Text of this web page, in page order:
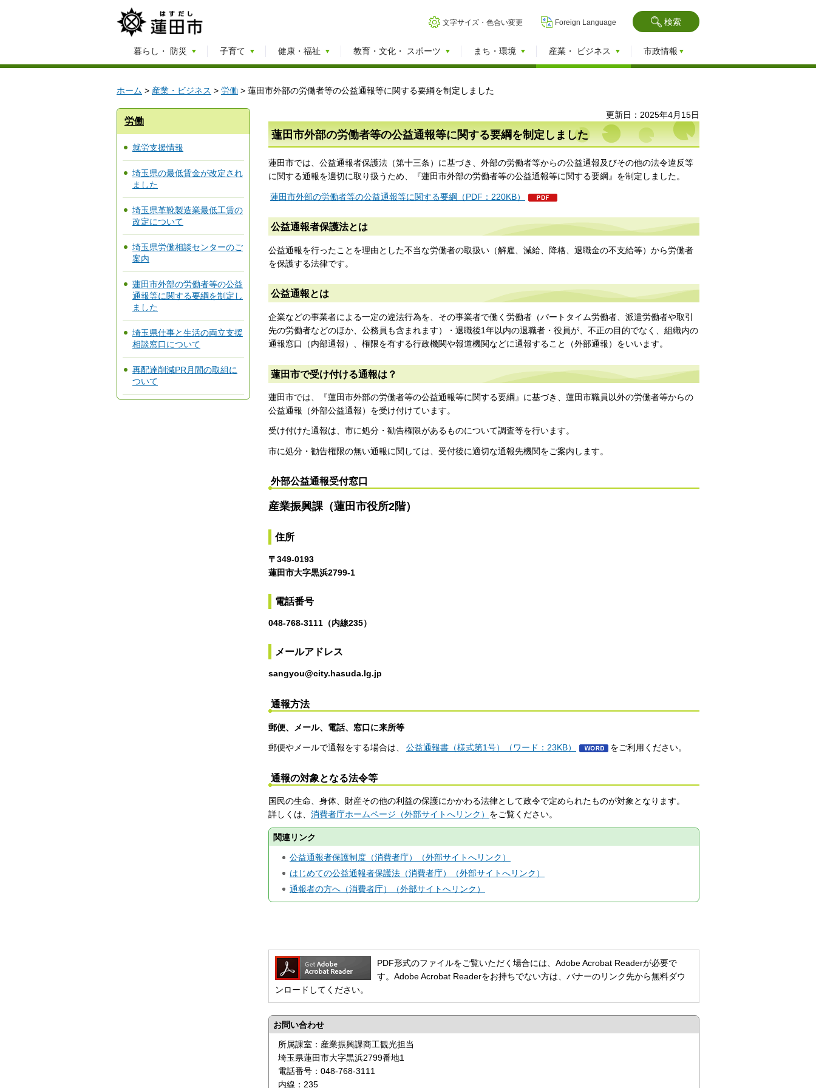
文字サイズ・色合い変更 Foreign Language 検索
暮らし・ 防災 子育て 健康・福祉 教育・文化・ スポーツ まち・環境 産業・ ビジネス 市政情報
ホーム > 産業・ビジネス > 労働 > 蓮田市外部の労働者等の公益通報等に関する要綱を制定しました
労働
就労支援情報
埼玉県の最低賃金が改定され
ました
埼玉県革靴製造業最低工賃の
改定について
埼玉県労働相談センターのご
案内
蓮田市外部の労働者等の公益
通報等に関する要綱を制定し
ました
埼玉県仕事と生活の両立支援
相談窓口について
再配達削減PR月間の取組に
ついて
更新日：2025年4月15日
蓮田市外部の労働者等の公益通報等に関する要綱を制定しました
蓮田市では、公益通報者保護法（第十三条）に基づき、外部の労働者等からの公益通報及びその他の法令違反等
に関する通報を適切に取り扱うため、『蓮田市外部の労働者等の公益通報等に関する要綱』を制定しました。
蓮田市外部の労働者等の公益通報等に関する要綱（PDF：220KB）
公益通報者保護法とは
公益通報を行ったことを理由とした不当な労働者の取扱い（解雇、減給、降格、退職金の不支給等）から労働者
を保護する法律です。
公益通報とは
企業などの事業者による一定の違法行為を、その事業者で働く労働者（パートタイム労働者、派遣労働者や取引
先の労働者などのほか、公務員も含まれます）・退職後1年以内の退職者・役員が、不正の目的でなく、組織内の
通報窓口（内部通報）、権限を有する行政機関や報道機関などに通報すること（外部通報）をいいます。
蓮田市で受け付ける通報は？
蓮田市では、『蓮田市外部の労働者等の公益通報等に関する要綱』に基づき、蓮田市職員以外の労働者等からの
公益通報（外部公益通報）を受け付けています。
受け付けた通報は、市に処分・勧告権限があるものについて調査等を行います。
市に処分・勧告権限の無い通報に関しては、受付後に適切な通報先機関をご案内します。
外部公益通報受付窓口
産業振興課（蓮田市役所2階）
住所
〒349-0193
蓮田市大字黒浜2799-1
電話番号
048-768-3111（内線235）
メールアドレス
sangyou@city.hasuda.lg.jp
通報方法
郵便、メール、電話、窓口に来所等
郵便やメールで通報をする場合は、 公益通報書（様式第1号）（ワード：23KB） をご利用ください。
通報の対象となる法令等
国民の生命、身体、財産その他の利益の保護にかかわる法律として政令で定められたものが対象となります。
詳しくは、 消費者庁ホームページ（外部サイトへリンク） をご覧ください。
関連リンク
公益通報者保護制度（消費者庁）（外部サイトへリンク）
はじめての公益通報者保護法（消費者庁）（外部サイトへリンク）
通報者の方へ（消費者庁）（外部サイトへリンク）
PDF形式のファイルをご覧いただく場合には、Adobe Acrobat Readerが必要で
す。Adobe Acrobat Readerをお持ちでない方は、バナーのリンク先から無料ダウ
ンロードしてください。
お問い合わせ
所属課室：産業振興課商工観光担当
埼玉県蓮田市大字黒浜2799番地1
電話番号：048-768-3111
内線：235